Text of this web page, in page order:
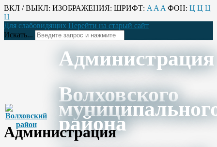
ВКЛ / ВЫКЛ: ИЗОБРАЖЕНИЯ: ШРИФТ: A A A ФОН: Ц Ц Ц
Ц
Для слабовидящих Перейти на старый сайт
Искать...
Администрация
Волховского
района
Администрация